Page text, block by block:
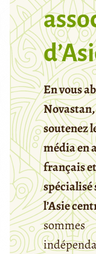
En vous
soutenez
média en
français
spécialisé
l’Asie
sommes